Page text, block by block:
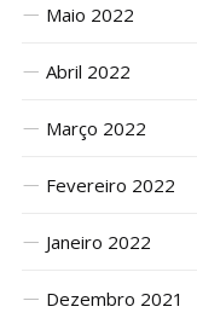
Maio 2022
Abril 2022
Março 2022
Fevereiro 2022
Janeiro 2022
Dezembro 2021